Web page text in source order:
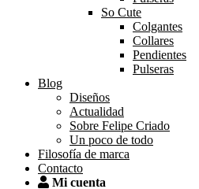
So Cute
Colgantes
Collares
Pendientes
Pulseras
Blog
Diseños
Actualidad
Sobre Felipe Criado
Un poco de todo
Filosofía de marca
Contacto
Mi cuenta